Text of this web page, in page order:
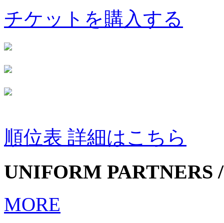
チケットを購入する
順位表 詳細はこちら
UNIFORM PARTNERS
MORE